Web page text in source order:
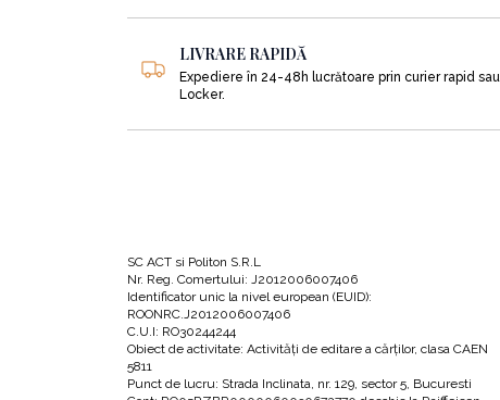
LIVRARE RAPIDĂ
Expediere în 24-48h lucrătoare prin curier rapid sau
Locker.
SC ACT si Politon S.R.L
Nr. Reg. Comertului: J2012006007406
Identificator unic la nivel european (EUID):
ROONRC.J2012006007406
C.U.I: RO30244244
Obiect de activitate: Activităţi de editare a cărţilor, clasa CAEN
5811
Punct de lucru: Strada Inclinata, nr. 129, sector 5, Bucuresti